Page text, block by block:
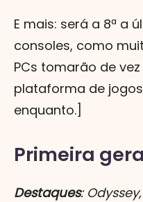
E mais: será a 8ª a
consoles, como
PCs tomarão de
plataforma de
enquanto.]
Primeira
Destaques: